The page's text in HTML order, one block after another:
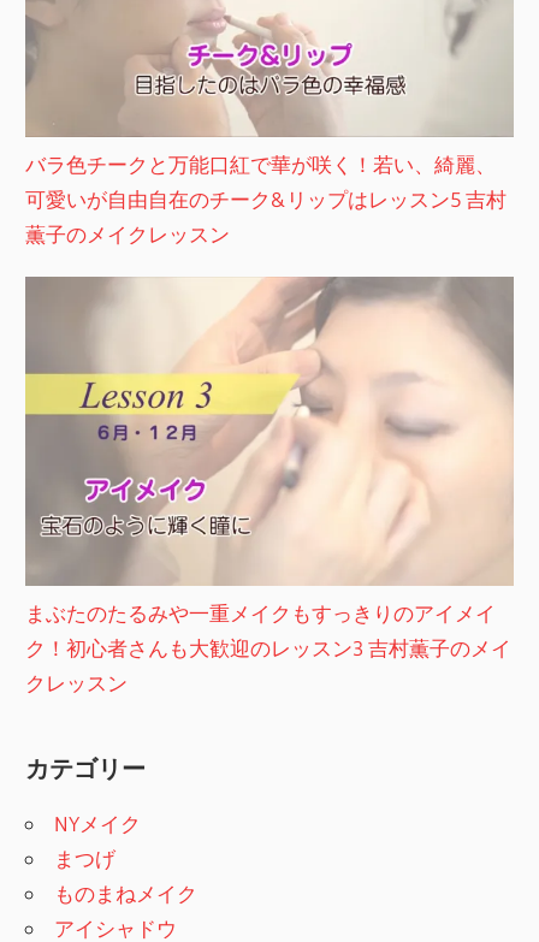
バラ色チークと万能口紅で華が咲く！若い、綺麗、
可愛いが自由自在のチーク&リップはレッスン5 吉村
薫子のメイクレッスン
まぶたのたるみや一重メイクもすっきりのアイメイ
ク！初心者さんも大歓迎のレッスン3 吉村薫子のメイ
クレッスン
カテゴリー
NYメイク
まつげ
ものまねメイク
アイシャドウ